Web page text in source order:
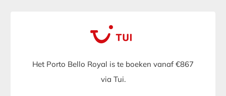
Het Porto Bello Royal is te boeken vanaf €867
via Tui.